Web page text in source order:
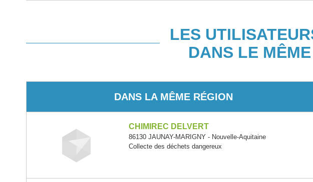
LES
DANS LE
DANS LA MÊME RÉGION
CHIMIREC DELVERT
86130 JAUNAY-MARIGNY - Nouvelle-Aquitaine
Collecte des déchets dangereux